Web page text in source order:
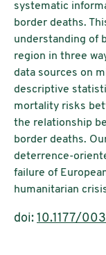
systematic
border deaths.
understanding of
region in three
data sources on
descriptive
mortality risks
the relationship
border deaths.
deterrence-
failure of
humanitarian
doi: 10.1177/